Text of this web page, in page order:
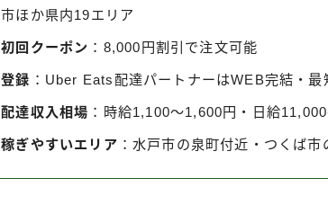
市ほか県内19エリア
初回クーポン ：8,000円割引で注文可能
登録 ：Uber Eats配達パートナーはWEB完結・最
配達収入相場 ：時給1,100〜1,600円・日給
稼ぎやすいエリア ：水戸市の泉町付近・つくば市